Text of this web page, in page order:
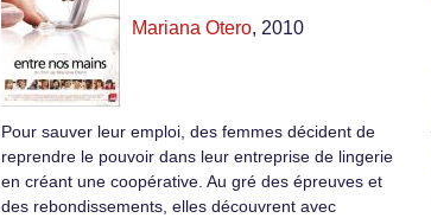
Mariana Otero, 2010
Pour sauver leur emploi, des femmes décident de
reprendre le pouvoir dans leur entreprise de lingerie
en créant une coopérative. Au gré des épreuves et
des rebondissements, elles découvrent avec